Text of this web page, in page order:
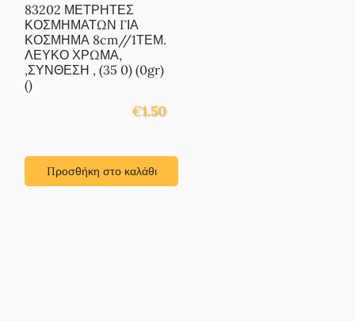
83202 ΜΕΤΡΗΤΕΣ
ΚΟΣΜΗΜΑΤΩΝ ΓΙΑ
ΚΟΣΜΗΜΑ 8cm//1ΤΕΜ.
ΛΕΥΚΟ ΧΡΩΜΑ,
,ΣΥΝΘΕΣΗ , (35 0) (0gr)
()
€1.50
Προσθήκη στο καλάθι